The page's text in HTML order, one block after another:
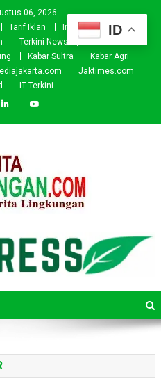
06, 2026
Tarif Iklan Investor
Donasi
Terkini News
Kabar.id
Kabar Sultra
Kabar Agri
Jaktimes.com
IT Terkini
ID